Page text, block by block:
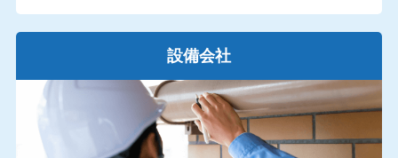
設備会社